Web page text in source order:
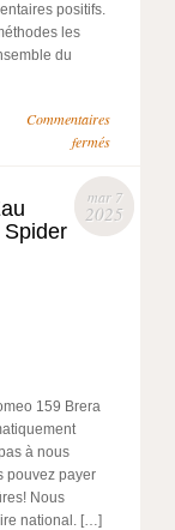
positifs.
les
du
Commentaires
fermés
mar 7
2025
159 Brera
à nous
pouvez payer
Nous
national. […]